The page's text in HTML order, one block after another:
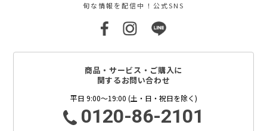
旬な情報を配信中！公式SNS
商品・サービス・ご購入に
関するお問い合わせ
平日 9:00～19:00 (土・日・祝日を除く)
0120-86-2101